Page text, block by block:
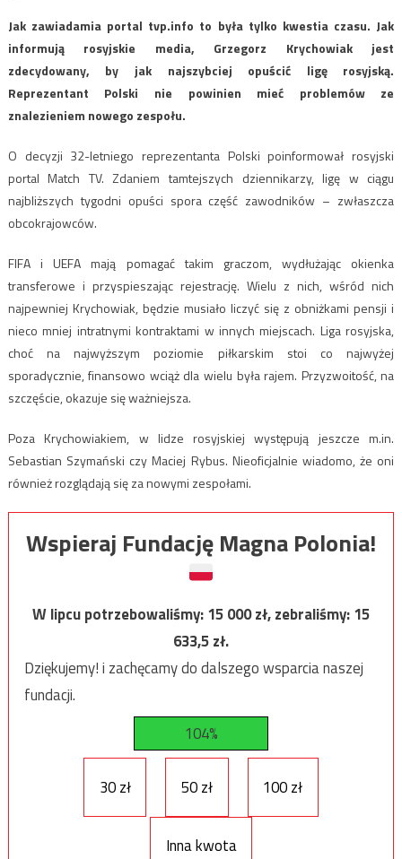
Jak zawiadamia portal tvp.info to była tylko kwestia czasu. Jak
informują rosyjskie media, Grzegorz Krychowiak jest
zdecydowany, by jak najszybciej opuścić ligę rosyjską.
Reprezentant Polski nie powinien mieć problemów ze
znalezieniem nowego zespołu.
O decyzji 32-letniego reprezentanta Polski poinformował rosyjski
portal Match TV. Zdaniem tamtejszych dziennikarzy, ligę w ciągu
najbliższych tygodni opuści spora część zawodników – zwłaszcza
obcokrajowców.
FIFA i UEFA mają pomagać takim graczom, wydłużając okienka
transferowe i przyspieszając rejestrację. Wielu z nich, wśród nich
najpewniej Krychowiak, będzie musiało liczyć się z obniżkami pensji i
nieco mniej intratnymi kontraktami w innych miejscach. Liga rosyjska,
choć na najwyższym poziomie piłkarskim stoi co najwyżej
sporadycznie, finansowo wciąż dla wielu była rajem. Przyzwoitość, na
szczęście, okazuje się ważniejsza.
Poza Krychowiakiem, w lidze rosyjskiej występują jeszcze m.in.
Sebastian Szymański czy Maciej Rybus. Nieoficjalnie wiadomo, że oni
również rozglądają się za nowymi zespołami.
Wspieraj Fundację Magna Polonia!
W lipcu potrzebowaliśmy:15 000zł, zebraliśmy:15
633,5zł.
Dziękujemy! i zachęcamy do dalszego wsparcia naszej
fundacji.
104%
30 zł 50 zł 100 zł
Inna kwota